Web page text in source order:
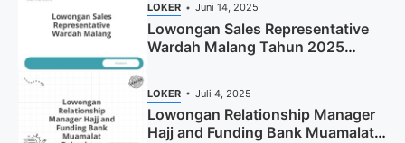
LOKER Juni 14, 2025
Lowongan Sales Representative
Wardah Malang Tahun 2025
LOKER Juli 4, 2025
Lowongan Relationship Manager
Hajj and Funding Bank Muamalat